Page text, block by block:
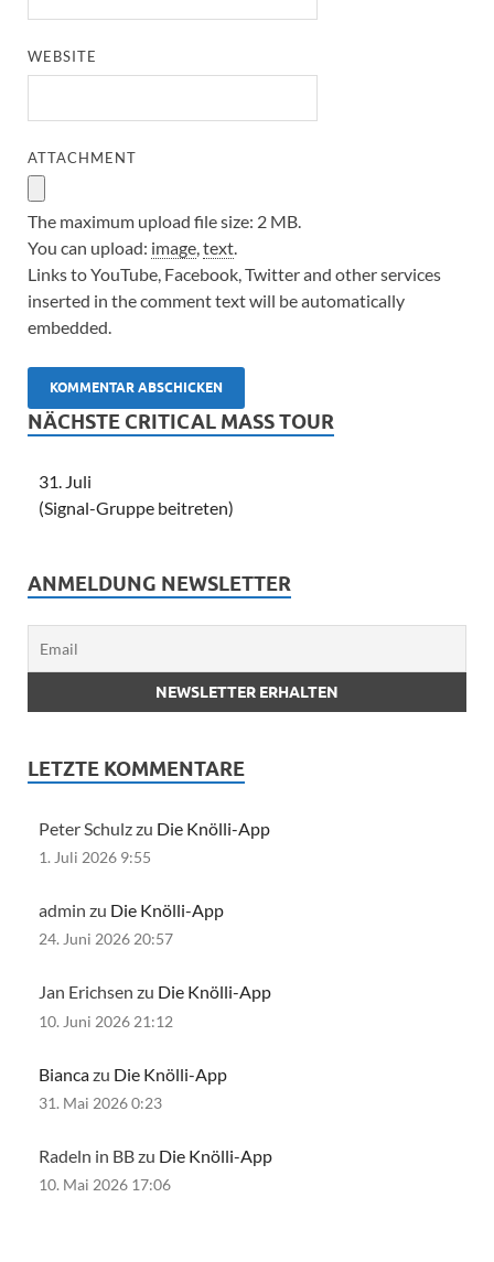
WEBSITE
ATTACHMENT
The maximum upload file size: 2 MB.
You can upload: image,text.
Links to YouTube, Facebook, Twitter and other services
inserted in the comment text will be automatically
embedded.
NÄCHSTE CRITICAL MASS TOUR
31. Juli
(Signal-Gruppe beitreten)
ANMELDUNG NEWSLETTER
LETZTE KOMMENTARE
Peter Schulz zu Die Knölli-App
1. Juli 2026 9:55
admin zu Die Knölli-App
24. Juni 2026 20:57
Jan Erichsen zu Die Knölli-App
10. Juni 2026 21:12
Biancazu Die Knölli-App
31. Mai 2026 0:23
Radeln in BB zu Die Knölli-App
10. Mai 2026 17:06